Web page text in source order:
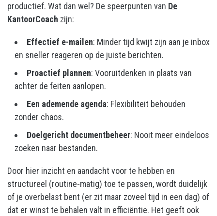
productief. Wat dan wel? De speerpunten van De
KantoorCoach zijn:
Effectief e-mailen: Minder tijd kwijt zijn aan je inbox
en sneller reageren op de juiste berichten.
Proactief plannen: Vooruitdenken in plaats van
achter de feiten aanlopen.
Een ademende agenda: Flexibiliteit behouden
zonder chaos.
Doelgericht documentbeheer: Nooit meer eindeloos
zoeken naar bestanden.
Door hier inzicht en aandacht voor te hebben en
structureel (routine-matig) toe te passen, wordt duidelijk
of je overbelast bent (er zit maar zoveel tijd in een dag) of
dat er winst te behalen valt in efficiëntie. Het geeft ook